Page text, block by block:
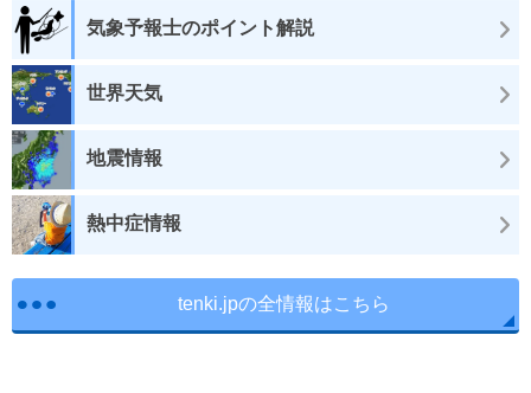
気象予報士のポイント解説
世界天気
地震情報
熱中症情報
tenki.jpの全情報はこちら